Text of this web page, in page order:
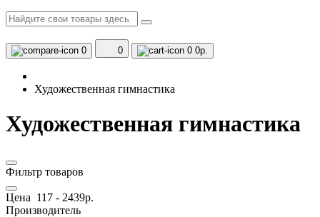
0 0 0 0р.
Художественная гимнастика
Художественная гимнастика
Фильтр товаров
Цена 117 - 2439р.
Производитель